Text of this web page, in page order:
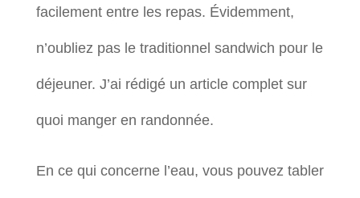
facilement entre les repas. Évidemment,
n’oubliez pas le traditionnel sandwich pour le
déjeuner. J’ai rédigé un article complet sur
quoi manger en randonnée.
En ce qui concerne l’eau, vous pouvez tabler